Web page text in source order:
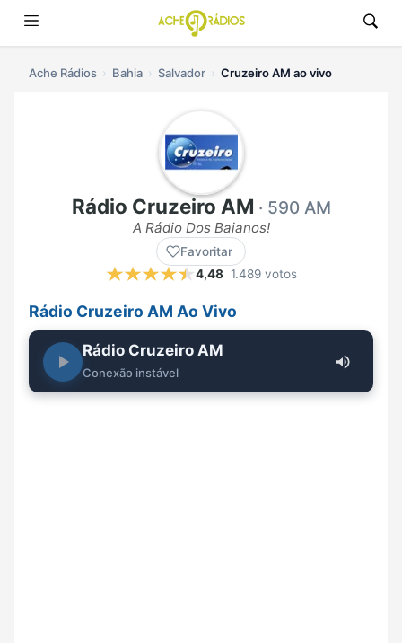
Ache Rádios Bahia Salvador Cruzeiro AM ao vivo
Rádio Cruzeiro AM · 590 AM
A Rádio Dos Baianos!
Favoritar
4,48 1.489 votos
Rádio Cruzeiro AM Ao Vivo
Rádio Cruzeiro AM
Conexão instável